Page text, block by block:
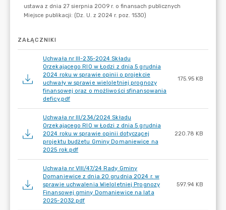
ZAŁĄCZNIKI
Uchwała nr III-235-2024 Składu
Orzekającego RIO w Łodzi z dnia 5 grudnia
2024 roku w sprawie opinii o projekcie
uchwały w sprawie wieloletniej prognozy
finansowej oraz o możliwości sfinansowania
deficy.pdf
175.95 KB
Uchwała nr III/234/2024 Składu
Orzekającego RIO w Łodzi z dnia 5 grudnia
2024 roku w sprawie opinii dotyczącej
projektu budżetu Gminy Domaniewice na
2025 rok.pdf
220.78 KB
Uchwała nr VIII/47/24 Rady Gminy
Domaniewice z dnia 20 grudnia 2024 r. w
sprawie uchwalenia Wieloletniej Prognozy
Finansowej gminy Domaniewice na lata
2025-2032.pdf
597.94 KB